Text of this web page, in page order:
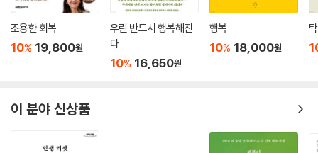
결국 사람들이 사는 곳이
더 중요하다는 걸
거기가 바로 구원의 장소라는 걸
왜 이리 늦게야 아는 것인지 _215쪽, 〈어떤 생각〉에서
원”(51쪽)이라 칭하며, “조금의 노력만으로도 살며시 행복이 피어나는 소
리”(49쪽)를 기억하며, 작은 시인으로 사는 작은 기쁨을 들려준다.
2부 〈생명의 신비로움〉은 환우 수녀가 일군 한 평 꽃밭부터 태산목, 만세선
쪽) 된다니, 흰나비에게 “조그만 풀포기도 기억해주니 고맙구나”(191쪽)
묵상하게 이끈다.
조용한 회복
10% 19,800원
우린 반드시 행복해진
다
10% 16,650원
행복
10% 18,000원
이 분야 신상품